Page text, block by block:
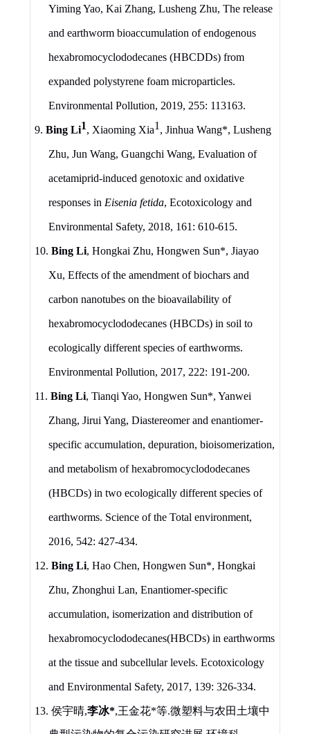
Yiming Yao, Kai Zhang, Lusheng Zhu, Therelease
andearthwormbioaccumulation ofendogenous
hexabromocyclododecanes (HBCDDs) from
expandedpolystyrenefoammicroparticles.
Environmental Pollution, 2019, 255: 113163.
9. Bing Li1, Xiaoming Xia1 , Jinhua Wang*, Lusheng
Zhu, Jun Wang, Guangchi Wang, Evaluation of
acetamiprid-induced genotoxic and oxidative
responses inEisenia fetida, Ecotoxicology and
Environmental Safety, 2018, 161: 610-615.
10. Bing Li, Hongkai Zhu, Hongwen Sun*, Jiayao
Xu, Effects of the amendment of biochars and
carbon nanotubes on the bioavailability of
hexabromocyclododecanes (HBCDs) in soil to
ecologically different species of earthworms.
Environmental Pollution, 2017, 222: 191-200.
11. Bing Li, Tianqi Yao, Hongwen Sun*, Yanwei
Zhang, Jirui Yang, Diastereomer and enantiomer-
specific accumulation, depuration, bioisomerization,
and metabolism of hexabromocyclododecanes
(HBCDs) in two ecologically different species of
earthworms. Science of the Total environment,
2016, 542: 427-434.
12. Bing Li, Hao Chen, Hongwen Sun*, Hongkai
Zhu, Zhonghui Lan, Enantiomer-specific
accumulation, isomerization and distribution of
hexabromocyclododecanes(HBCDs) in earthworms
at the tissue and subcellular levels. Ecotoxicology
and Environmental Safety, 2017, 139: 326-334.
13. 侯宇晴,李冰*,王金花*等.微塑料与农田土壤中